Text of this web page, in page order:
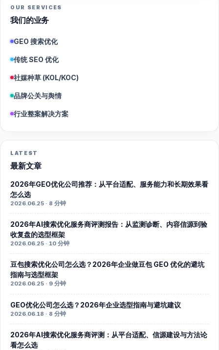
OUR SERVICES
我们的业务
GEO 搜索优化
传统 SEO 优化
社媒种草 (KOL/KOC)
品牌公关与舆情
行业整案解决方案
LATEST
最新文章
2026年GEO优化公司推荐：从平台适配、服务能力和长期效果看
怎么选
2026.06.25 · 8 分钟
2026年AI搜索优化服务商评测报告：从监测诊断、内容信源到验
收复盘的选型框架
2026.06.25 · 10 分钟
豆包搜索优化公司怎么选？2026年企业做豆包 GEO 优化的避坑
指南与选型框架
2026.06.25 · 9 分钟
GEO优化公司怎么选？2026年企业选型指南与避坑建议
2026.06.18 · 8 分钟
2026年AI搜索优化服务商评测：从平台适配、信源建设与方法论
看怎么选